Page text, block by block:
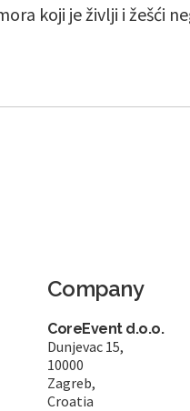
koji je življi i žešći
Company
CoreEvent d.o.o.
Dunjevac 15,
10000
Zagreb,
Croatia